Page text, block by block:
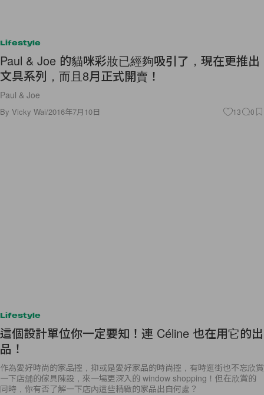
Lifestyle
Paul & Joe 的貓咪彩妝已經夠吸引了，現在更推出
文具系列，而且8月正式開賣！
Paul & Joe
By Vicky Wai/2016年7月10日 13 0
Lifestyle
這個設計單位你一定要知！連 Céline 也在用它的出
品！
作為愛好時尚的家品控，抑或是愛好家品的時尚控，有時逛街也不忘欣賞
一下店舖的傢具陳設，來一場更深入的 window shopping！但在欣賞的
同時，你有否了解一下店內這些精緻的家品出自何處？